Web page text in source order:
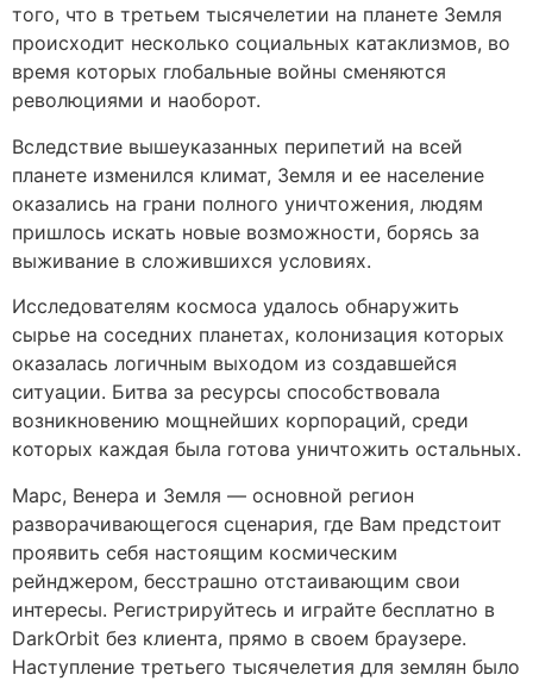
того, что в третьем тысячелетии на планете Земля
происходит несколько социальных катаклизмов, во
время которых глобальные войны сменяются
революциями и наоборот.
Вследствие вышеуказанных перипетий на всей
планете изменился климат, Земля и ее население
оказались на грани полного уничтожения, людям
пришлось искать новые возможности, борясь за
выживание в сложившихся условиях.
Исследователям космоса удалось обнаружить
сырье на соседних планетах, колонизация которых
оказалась логичным выходом из создавшейся
ситуации. Битва за ресурсы способствовала
возникновению мощнейших корпораций, среди
которых каждая была готова уничтожить остальных.
Марс, Венера и Земля — основной регион
разворачивающегося сценария, где Вам предстоит
проявить себя настоящим космическим
рейнджером, бесстрашно отстаивающим свои
интересы. Регистрируйтесь и играйте бесплатно в
DarkOrbit без клиента, прямо в своем браузере.
Наступление третьего тысячелетия для землян было